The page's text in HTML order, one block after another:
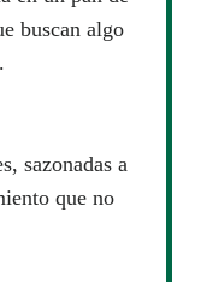
buscan algo
sazonadas a
que no